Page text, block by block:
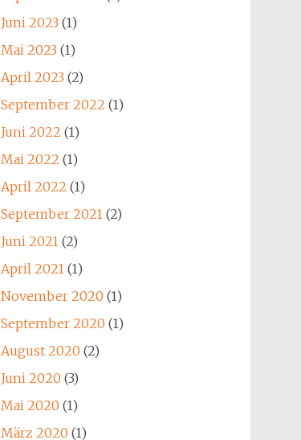
Juni 2023 (1)
Mai 2023 (1)
April 2023 (2)
September 2022 (1)
Juni 2022 (1)
Mai 2022 (1)
April 2022 (1)
September 2021(2)
Juni 2021(2)
April 2021(1)
November 2020 (1)
September 2020 (1)
August 2020 (2)
Juni 2020 (3)
Mai 2020 (1)
März 2020 (1)